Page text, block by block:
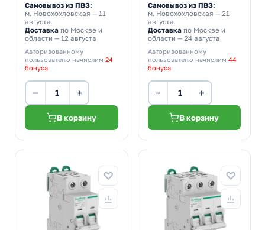
Самовывоз из ПВЗ:
м. Новохохловская — 11
августа
Доставка по Москве и
области — 12 августа
Авторизованному
пользователю начислим 24
бонуса
− +
В корзину
Самовывоз из ПВЗ:
м. Новохохловская — 21
августа
Доставкапо Москве и
области — 24 августа
Авторизованному
пользователю начислим 44
бонуса
− +
В корзину